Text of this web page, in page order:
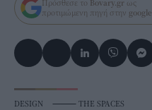
Πρόσθεσε το Bovary.gr ως
προτιμώμενη πηγή στην google
DESIGN ⸻ THE SPACES